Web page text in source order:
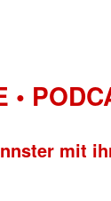
•
mit